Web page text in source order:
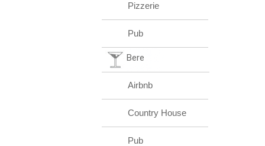
Pizzerie
Pub
Bere
Airbnb
Country House
Pub